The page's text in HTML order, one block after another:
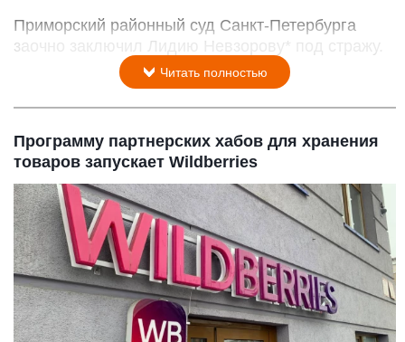
Приморский районный суд Санкт-Петербурга
заочно заключил Лидию Невзорову* под стражу.
Читать полностью
Программу партнерских хабов для хранения
товаров запускает Wildberries